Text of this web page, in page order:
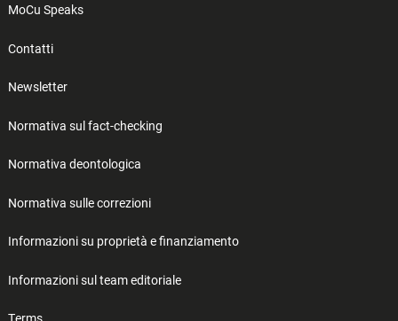
MoCu Speaks
Contatti
Newsletter
Normativa sul fact-checking
Normativa deontologica
Normativa sulle correzioni
Informazioni su proprietà e finanziamento
Informazioni sul team editoriale